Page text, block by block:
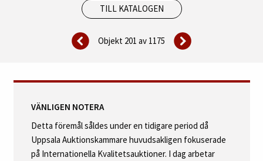
TILL KATALOGEN
Objekt 201 av 1175
VÄNLIGEN NOTERA
Detta föremål såldes under en tidigare period då
Uppsala Auktionskammare huvudsakligen fokuserade
på Internationella Kvalitetsauktioner. I dag arbetar